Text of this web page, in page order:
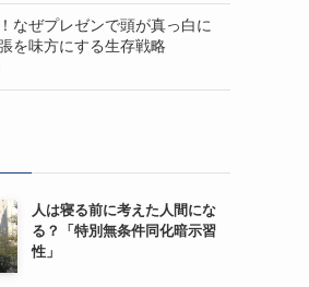
なぜプレゼンで頭が真っ白に
を味方にする生存戦略
人は寝る前に考えた人間にな
る？「特別無条件同化暗示習
性」